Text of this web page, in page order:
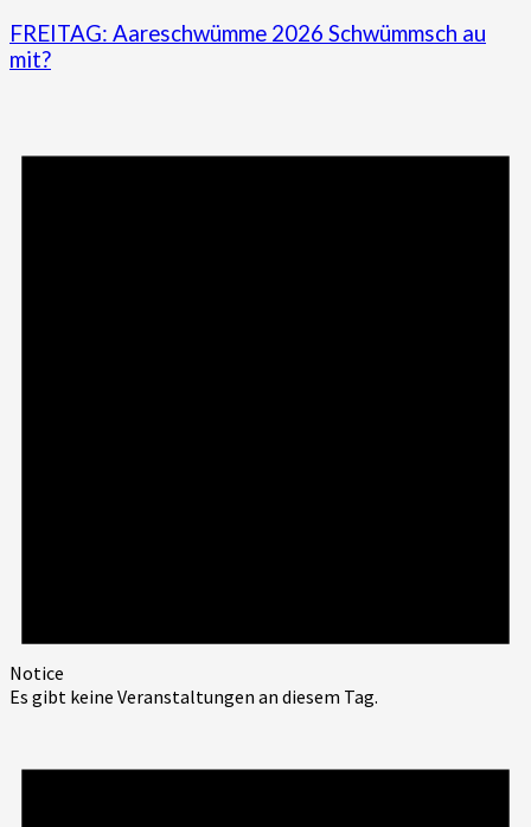
FREITAG: Aareschwümme 2026 Schwümmsch au
mit?
Notice
Es gibt keine Veranstaltungen an diesem Tag.